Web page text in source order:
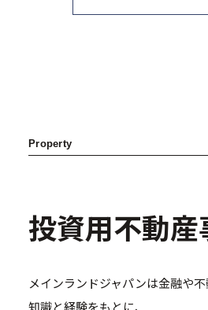
Property
投資用不動産
メインランドジャパンは金融や
知識と経験をもとに、